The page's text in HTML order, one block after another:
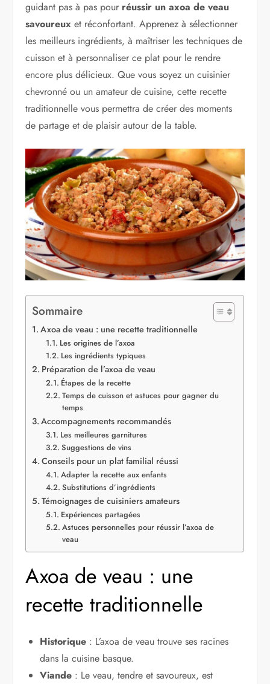
guidant pas à pas pour réussir un axoa de veau
savoureux et réconfortant. Apprenez à sélectionner
les meilleurs ingrédients, à maîtriser les techniques de
cuisson et à personnaliser ce plat pour le rendre
encore plus délicieux. Que vous soyez un cuisinier
chevronné ou un amateur de cuisine, cette recette
traditionnelle vous permettra de créer des moments
de partage et de plaisir autour de la table.
Sommaire
Axoa de veau : une recette traditionnelle
Les origines de l’axoa
Les ingrédients typiques
Préparation de l’axoa de veau
Étapes de la recette
Temps de cuisson et astuces pour gagner du
temps
Accompagnements recommandés
Les meilleures garnitures
Suggestions de vins
Conseils pour un plat familial réussi
Adapter la recette aux enfants
Substitutions d’ingrédients
Témoignages de cuisiniers amateurs
Expériences partagées
Astuces personnelles pour réussir l’axoa de
veau
Axoa de veau : une
recette traditionnelle
Historique : L’axoa de veau trouve ses racines
dans la cuisine basque.
Viande : Le veau, tendre et savoureux, est